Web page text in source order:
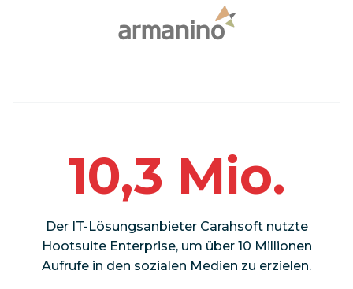
10,3 Mio.
Der IT-Lösungsanbieter Carahsoft nutzte
Hootsuite Enterprise, um über 10 Millionen
Aufrufe in den sozialen Medien zu erzielen.